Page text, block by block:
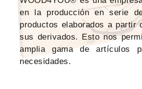
en la producción en serie
productos elaborados a partir
sus derivados. Esto nos
amplia gama de artículos
necesidades.